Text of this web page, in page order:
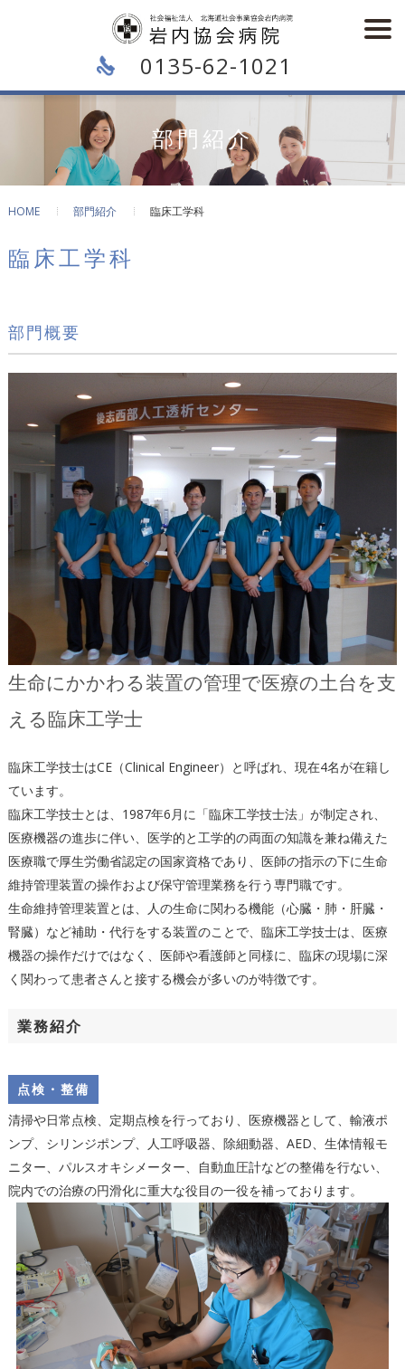
0135-62-1021
部門紹介
HOME 部門紹介 臨床工学科
臨床工学科
部門概要
生命にかかわる装置の管理で医療の土台を支
える臨床工学士
臨床工学技士はCE（Clinical Engineer）と呼ばれ、現在4名が在籍し
ています。
臨床工学技士とは、1987年6月に「臨床工学技士法」が制定され、
医療機器の進歩に伴い、医学的と工学的の両面の知識を兼ね備えた
医療職で厚生労働省認定の国家資格であり、医師の指示の下に生命
維持管理装置の操作および保守管理業務を行う専門職です。
生命維持管理装置とは、人の生命に関わる機能（心臓・肺・肝臓・
腎臓）など補助・代行をする装置のことで、臨床工学技士は、医療
機器の操作だけではなく、医師や看護師と同様に、臨床の現場に深
く関わって患者さんと接する機会が多いのが特徴です。
業務紹介
点検・整備
清掃や日常点検、定期点検を行っており、医療機器として、輸液ポ
ンプ、シリンジポンプ、人工呼吸器、除細動器、AED、生体情報モ
ニター、パルスオキシメーター、自動血圧計などの整備を行ない、
院内での治療の円滑化に重大な役目の一役を補っております。